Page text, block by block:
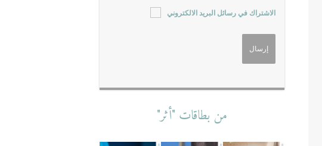
الاشتراك في رسائل البريد الالكتروني
من بطاقات "أثر"